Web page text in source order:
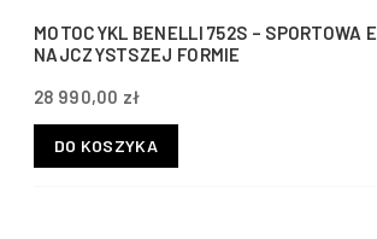
MOTOCYKL BENELLI 752S – SPORTOWA
NAJCZYSTSZEJ FORMIE
28 990,00 zł
DO KOSZYKA